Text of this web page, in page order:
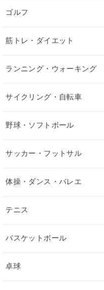
ゴルフ
筋トレ・ダイエット
ランニング・ウォーキング
サイクリング・自転車
野球・ソフトボール
サッカー・フットサル
体操・ダンス・バレエ
テニス
バスケットボール
卓球